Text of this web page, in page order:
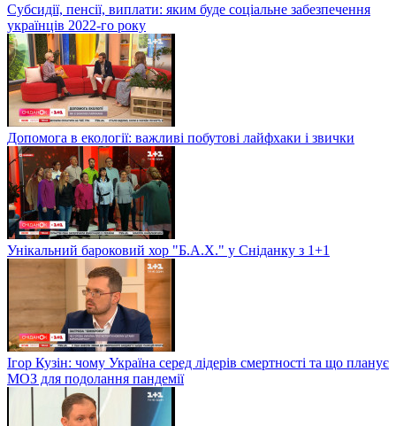
Субсидії, пенсії, виплати: яким буде соціальне забезпечення
українців 2022-го року
Допомога в екології: важливі побутові лайфхаки і звички
Унікальний бароковий хор "Б.А.Х." у Сніданку з 1+1
Ігор Кузін: чому Україна серед лідерів смертності та що планує
МОЗ для подолання пандемії